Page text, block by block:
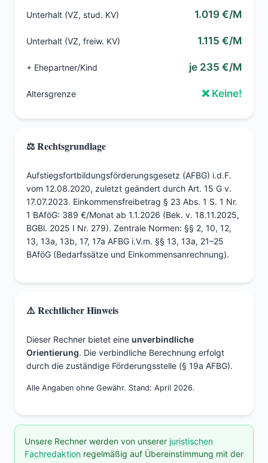
Unterhalt (VZ, stud. KV) 1.019 €/M
Unterhalt (VZ, freiw. KV) 1.115 €/M
+ Ehepartner/Kind je 235 €/M
Altersgrenze ❌ Keine!
⚖️ Rechtsgrundlage
Aufstiegsfortbildungsförderungsgesetz (AFBG) i.d.F.
vom 12.08.2020, zuletzt geändert durch Art. 15 G v.
17.07.2023. Einkommensfreibetrag § 23 Abs. 1 S. 1 Nr.
1 BAföG: 389 €/Monat ab 1.1.2026 (Bek. v. 18.11.2025,
BGBl. 2025 I Nr. 279). Zentrale Normen: §§ 2, 10, 12,
13, 13a, 13b, 17, 17a AFBG i.V.m. §§ 13, 13a, 21–25
BAföG (Bedarfssätze und Einkommensanrechnung).
⚠️ Rechtlicher Hinweis
Dieser Rechner bietet eine unverbindliche
Orientierung. Die verbindliche Berechnung erfolgt
durch die zuständige Förderungsstelle (§ 19a AFBG).
Alle Angaben ohne Gewähr. Stand: April 2026.
Unsere Rechner werden von unserer juristischen
Fachredaktion regelmäßig auf Übereinstimmung mit der